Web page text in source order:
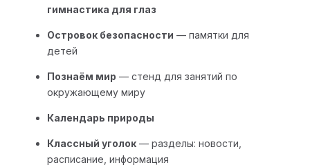
гимнастика для глаз
Островок безопасности — памятки для
детей
Познаём мир — стенд для занятий по
окружающему миру
Календарь природы
Классный уголок — разделы: новости,
расписание, информация